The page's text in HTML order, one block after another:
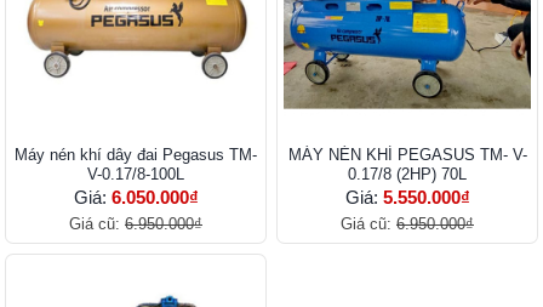
Máy nén khí dây đai Pegasus TM-
V-0.17/8-100L
Giá: 6.050.000₫
Giá cũ: 6.950.000₫
MÁY NÉN KHÍ PEGASUS TM- V-
0.17/8 (2HP) 70L
Giá: 5.550.000₫
Giá cũ: 6.950.000₫